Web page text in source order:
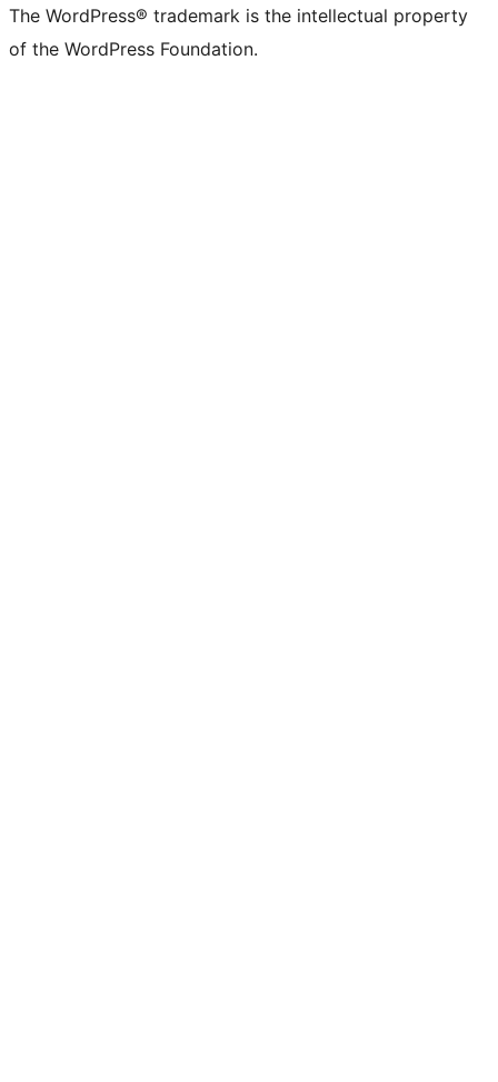
The WordPress® trademark is the intellectual property
of the WordPress Foundation.